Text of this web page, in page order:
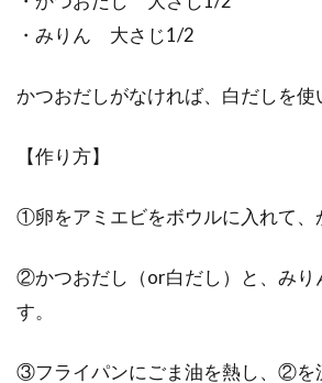
・みりん 大さじ1/2
かつおだしがなければ、白だしを使
【作り方】
①卵をアミエビをボウルに入れて、
②かつおだし（or白だし）と、みり
す。
③フライパンにごま油を熱し、②を